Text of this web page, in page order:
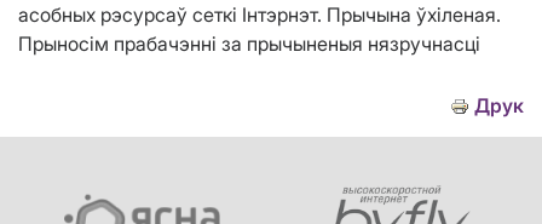
асобных рэсурсаў сеткі Інтэрнэт. Прычына ўхіленая.
Прыносім прабачэнні за прычыненыя нязручнасці
Друк